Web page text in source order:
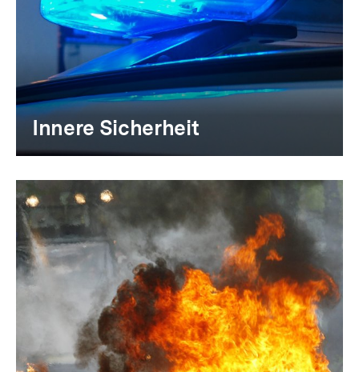
Innere Sicherheit